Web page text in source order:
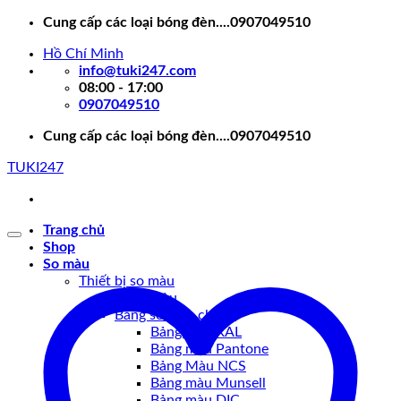
Skip
content
Cung cấp các loại bóng đèn....0907049510
Hồ Chí Minh
info@tuki247.com
08:00 - 17:00
0907049510
Cung cấp các loại bóng đèn....0907049510
TUKI247
Trang chủ
Shop
So màu
Thiết bị so màu
Tủ so màu
Bảng so màu chuẩn
Bảng màu RAL
Bảng màu Pantone
Bảng Màu NCS
Bảng màu Munsell